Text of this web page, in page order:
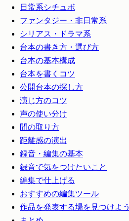
日常系シチュボ
ファンタジー・非日常系
シリアス・ドラマ系
台本の書き方・選び方
台本の基本構成
台本を書くコツ
公開台本の探し方
演じ方のコツ
声の使い分け
間の取り方
距離感の演出
録音・編集の基本
録音で気をつけたいこと
編集で仕上げる
おすすめの編集ツール
作品を発表する場を見つけよう